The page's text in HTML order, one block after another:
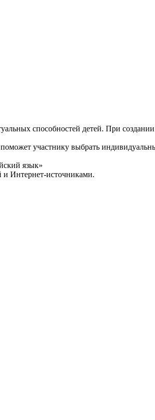
способностей детей. При
участнику выбрать
язык»
и Интернет-источниками.